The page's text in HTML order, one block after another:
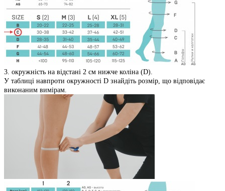
3. окружність на відстані 2 см нижче коліна (D).
У таблиці навпроти окружності D знайдіть розмір, що відповідає
виконаним вимірам.